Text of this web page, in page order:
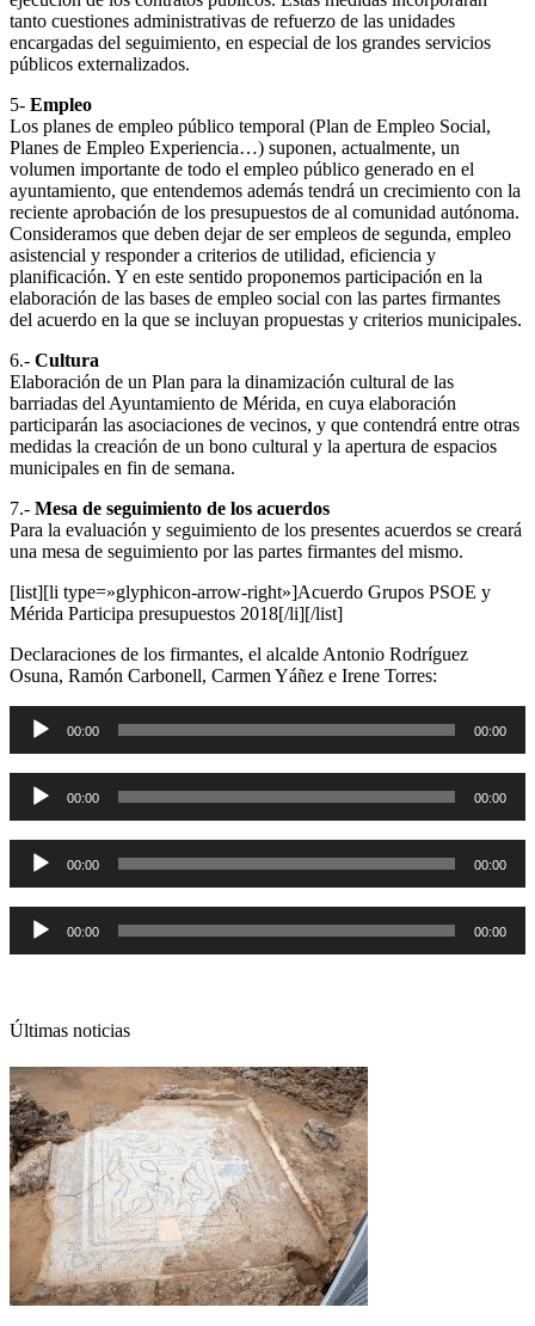
tanto cuestiones administrativas de refuerzo de las unidades
encargadas del seguimiento, en especial de los grandes servicios
públicos externalizados.
5- Empleo
Los planes de empleo público temporal (Plan de Empleo Social,
Planes de Empleo Experiencia…) suponen, actualmente, un
volumen importante de todo el empleo público generado en el
ayuntamiento, que entendemos además tendrá un crecimiento con la
reciente aprobación de los presupuestos de al comunidad autónoma.
Consideramos que deben dejar de ser empleos de segunda, empleo
asistencial y responder a criterios de utilidad, eficiencia y
planificación. Y en este sentido proponemos participación en la
elaboración de las bases de empleo social con las partes firmantes
del acuerdo en la que se incluyan propuestas y criterios municipales.
6.- Cultura
Elaboración de un Plan para la dinamización cultural de las
barriadas del Ayuntamiento de Mérida, en cuya elaboración
participarán las asociaciones de vecinos, y que contendrá entre otras
medidas la creación de un bono cultural y la apertura de espacios
municipales en fin de semana.
7.- Mesa de seguimiento de los acuerdos
Para la evaluación y seguimiento de los presentes acuerdos se creará
una mesa de seguimiento por las partes firmantes del mismo.
[list][li type=»glyphicon-arrow-right»]Acuerdo Grupos PSOE y
Mérida Participa presupuestos 2018[/li][/list]
Declaraciones de los firmantes, el alcalde Antonio Rodríguez
Osuna, Ramón Carbonell, Carmen Yáñez e Irene Torres:
Reproductor
audio
00:00 00:00
Reproductor
audio
00:00 00:00
Reproductor
audio
00:00 00:00
Reproductor
audio
00:00 00:00
Últimas noticias